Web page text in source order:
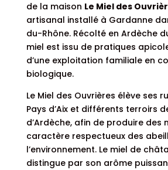
de la maison Le Miel des
artisanal installé à Gardanne
du-Rhône. Récolté en Ardèche
miel est issu de pratiques
d’une exploitation familiale en
biologique.
Le Miel des Ouvrières élève ses
Pays d’Aix et différents terroirs
d’Ardèche, afin de produire des
caractère respectueux des
l’environnement. Le miel de
distingue par son arôme